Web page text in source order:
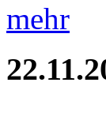
mehr